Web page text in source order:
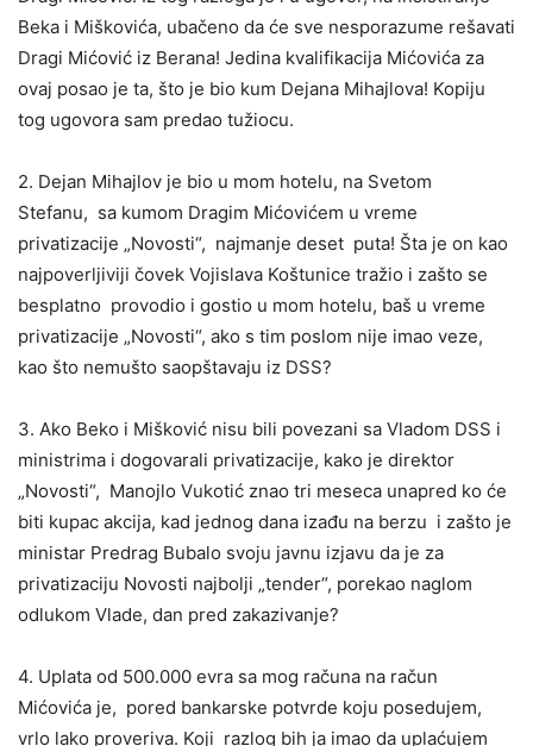
Beka i Miškovića, ubačeno da će sve nesporazume rešavati
Dragi Mićović iz Berana! Jedina kvalifikacija Mićovića za
ovaj posao je ta, što je bio kum Dejana Mihajlova! Kopiju
tog ugovora sam predao tužiocu.
2. Dejan Mihajlov je bio u mom hotelu, na Svetom
Stefanu, sa kumom Dragim Mićovićem u vreme
privatizacije „Novosti“, najmanje deset puta! Šta je on kao
najpoverljiviji čovek Vojislava Koštunice tražio i zašto se
besplatno provodio i gostio u mom hotelu, baš u vreme
privatizacije „Novosti“, ako s tim poslom nije imao veze,
kao što nemušto saopštavaju iz DSS?
3. Ako Beko i Mišković nisu bili povezani sa Vladom DSS i
ministrima i dogovarali privatizacije, kako je direktor
„Novosti“, Manojlo Vukotić znao tri meseca unapred ko će
biti kupac akcija, kad jednog dana izađu na berzu i zašto je
ministar Predrag Bubalo svoju javnu izjavu da je za
privatizaciju Novosti najbolji „tender“, porekao naglom
odlukom Vlade, dan pred zakazivanje?
4. Uplata od 500.000 evra sa mog računa na račun
Mićovića je, pored bankarske potvrde koju posedujem,
vrlo lako proveriva. Koji razlog bih ja imao da uplaćujem